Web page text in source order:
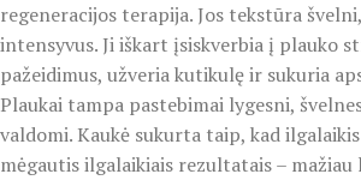
regeneracijos terapija. Jos tekstūra
intensyvus. Ji iškart įsiskverbia į plauko
pažeidimus, užveria kutikulę ir sukuria
Plaukai tampa pastebimai lygesni,
valdomi. Kaukė sukurta taip, kad
mėgautis ilgalaikiais rezultatais – mažiau